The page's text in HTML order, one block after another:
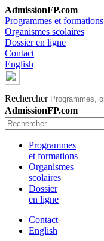
AdmissionFP.com
Programmes et formations
Organismes scolaires
Dossier en ligne
Contact
English
Rechercher
AdmissionFP.com
Programmes
et formations
Organismes
scolaires
Dossier
en ligne
Contact
English